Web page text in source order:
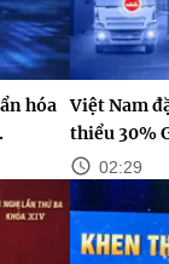
hóa
Việt Nam
thiểu 30%
02:29